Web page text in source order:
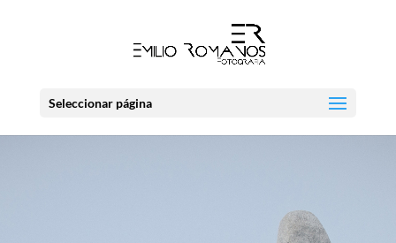
Seleccionar página